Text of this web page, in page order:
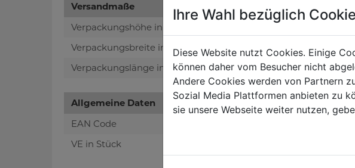
Versandmaße
Verpackungshöhe in mm
Verpackungsbreite in mm
Verpackungslänge in mm
Allgemeine Daten
EAN Code
VE in Stück
Ihre Wahl bezüglich
Diese Website nutzt Cookies. Einige
können daher vom Besucher nicht
Andere Cookies werden von Partnern
Sozial Media Plattformen anbieten zu
sie unsere Webseite weiter nutzen,